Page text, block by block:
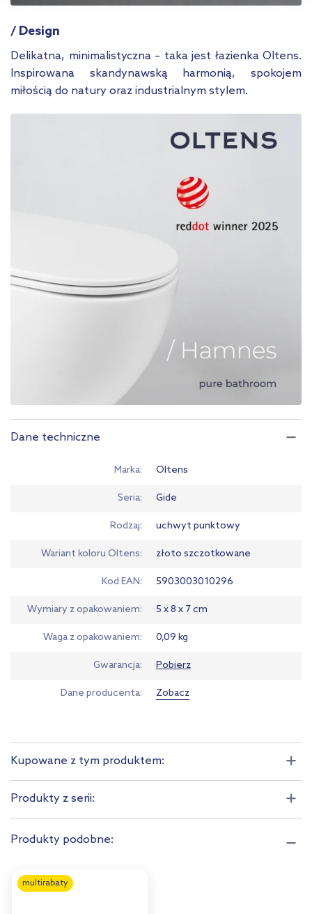
przejdź do zakładek „Informacje o plikach cookie”.
/ Design
Delikatna, minimalistyczna – taka jest łazienka Oltens.
Inspirowana skandynawską harmonią, spokojem
miłością do natury oraz industrialnym stylem.
Dane techniczne
Marka Oltens
Seria Gide
Rodzaj uchwyt punktowy
Wariant koloru Oltens złoto szczotkowane
Kod EAN 5903003010296
Wymiary z opakowaniem 5 x 8 x 7 cm
Waga z opakowaniem 0,09 kg
Gwarancja Pobierz
Dane producenta Zobacz
Kupowane z tym produktem:
Produkty z serii:
Produkty podobne:
multirabaty